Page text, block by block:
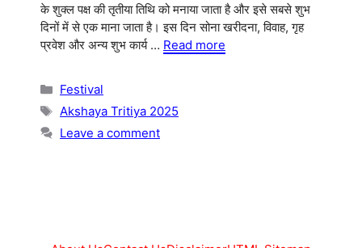
के शुक्ल पक्ष की तृतीया तिथि को मनाया जाता है और इसे सबसे शुभ
दिनों में से एक माना जाता है। इस दिन सोना खरीदना, विवाह, गृह
प्रवेश और अन्य शुभ कार्य … Read more
Categories
Festival
Tags
Akshaya Tritiya 2025
Leave a comment